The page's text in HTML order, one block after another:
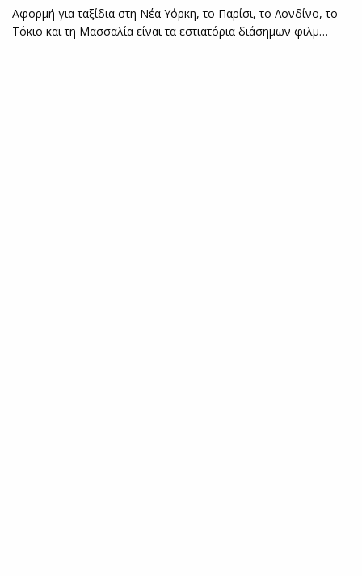
Αφορμή για ταξίδια στη Νέα Υόρκη, το Παρίσι, το Λονδίνο, το
Τόκιο και τη Μασσαλία είναι τα εστιατόρια διάσημων φιλμ…